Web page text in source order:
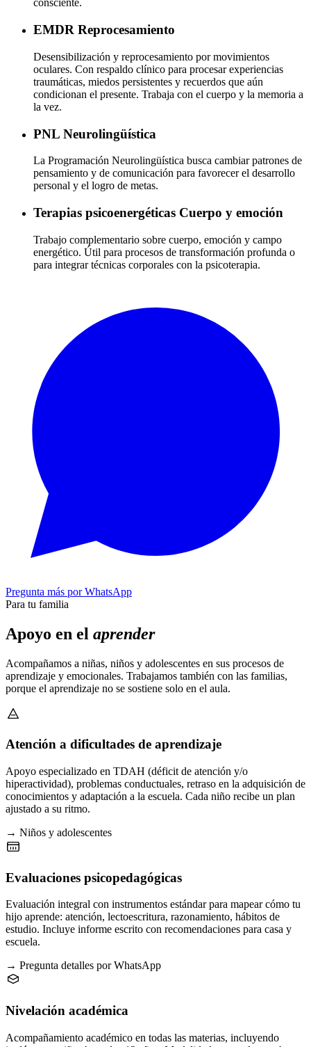
consciente.
EMDR Reprocesamiento
Desensibilización y reprocesamiento por movimientos
oculares. Con respaldo clínico para procesar experiencias
traumáticas, miedos persistentes y recuerdos que aún
condicionan el presente. Trabaja con el cuerpo y la memoria a
la vez.
PNL Neurolingüística
La Programación Neurolingüística busca cambiar patrones de
pensamiento y de comunicación para favorecer el desarrollo
personal y el logro de metas.
Terapias psicoenergéticas Cuerpo y emoción
Trabajo complementario sobre cuerpo, emoción y campo
energético. Útil para procesos de transformación profunda o
para integrar técnicas corporales con la psicoterapia.
Pregunta más por WhatsApp
Para tu familia
Apoyo en el aprender
Acompañamos a niñas, niños y adolescentes en sus procesos de
aprendizaje y emocionales. Trabajamos también con las familias,
porque el aprendizaje no se sostiene solo en el aula.
Atención a dificultades de aprendizaje
Apoyo especializado en TDAH (déficit de atención y/o
hiperactividad), problemas conductuales, retraso en la adquisición de
conocimientos y adaptación a la escuela. Cada niño recibe un plan
ajustado a su ritmo.
→ Niños y adolescentes
Evaluaciones psicopedagógicas
Evaluación integral con instrumentos estándar para mapear cómo tu
hijo aprende: atención, lectoescritura, razonamiento, hábitos de
estudio. Incluye informe escrito con recomendaciones para casa y
escuela.
→ Pregunta detalles por WhatsApp
Nivelación académica
Acompañamiento académico en todas las materias, incluyendo